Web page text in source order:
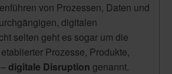
von Prozessen, Daten und
digitalen
selten geht es sogar um die
Prozesse, Produkte,
–digitale Disruption genannt.